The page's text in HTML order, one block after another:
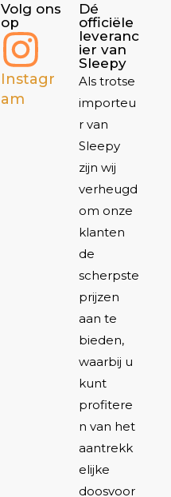
Volg ons
op
Instagr
am
Dé
officiële
leveranc
ier van
Sleepy
Als trotse
importeu
r van
Sleepy
zijn wij
verheugd
om onze
klanten
de
scherpste
prijzen
aan te
bieden,
waarbij u
kunt
profitere
n van het
aantrekk
elijke
doosvoor